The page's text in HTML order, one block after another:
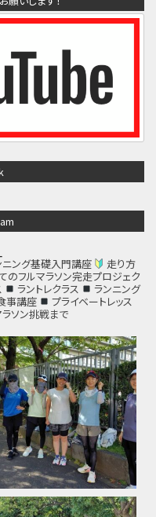
ニング基礎入門講座
走り方
のフルマラソン完走プロジェク
ラントレクラス
ランニング
事講座
プライベートレッス
ソン挑戦まで